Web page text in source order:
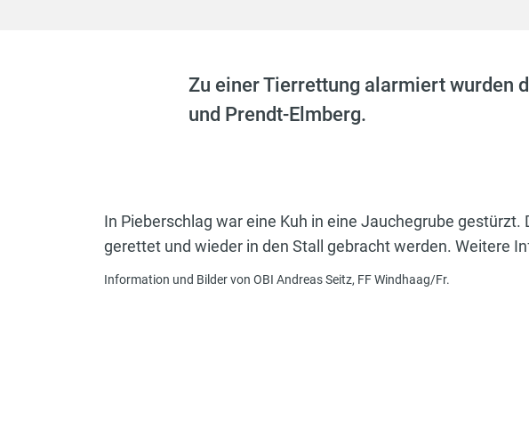
Zu einer Tierrettung alarmiert wurden
und Prendt-Elmberg.
In Pieberschlag war eine Kuh in eine Jauchegrube
gerettet und wieder in den Stall gebracht werden. Weitere
Information und Bilder von OBI Andreas Seitz, FF Windhaag/Fr.